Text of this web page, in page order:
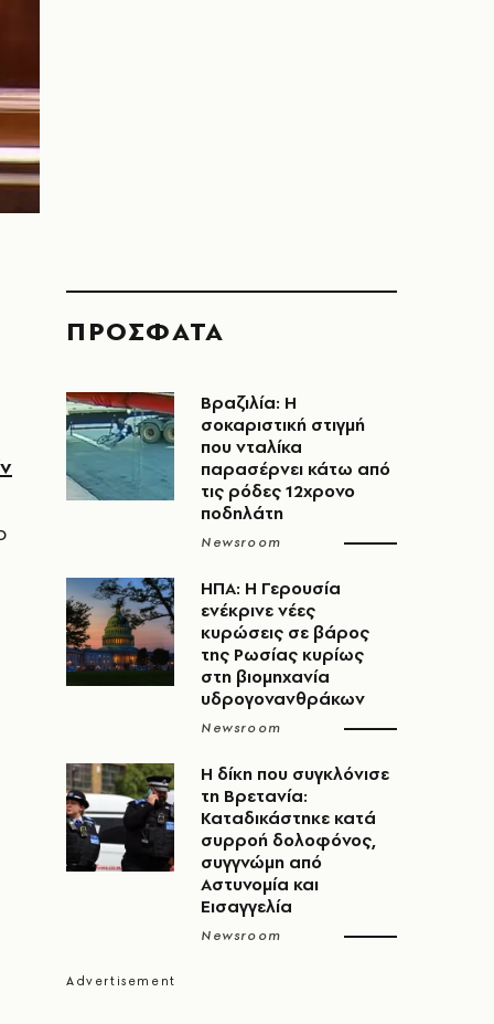
ΠΡΟΣΦΑΤΑ
Βραζιλία: Η
σοκαριστική στιγμή
που νταλίκα
παρασέρνει κάτω από
τις ρόδες 12χρονο
ποδηλάτη
Newsroom
ΗΠΑ: Η Γερουσία
ενέκρινε νέες
κυρώσεις σε βάρος
της Ρωσίας κυρίως
στη βιομηχανία
υδρογονανθράκων
Newsroom
H δίκη που συγκλόνισε
τη Βρετανία:
Καταδικάστηκε κατά
συρροή δολοφόνος,
συγγνώμη από
Αστυνομία και
Εισαγγελία
Newsroom